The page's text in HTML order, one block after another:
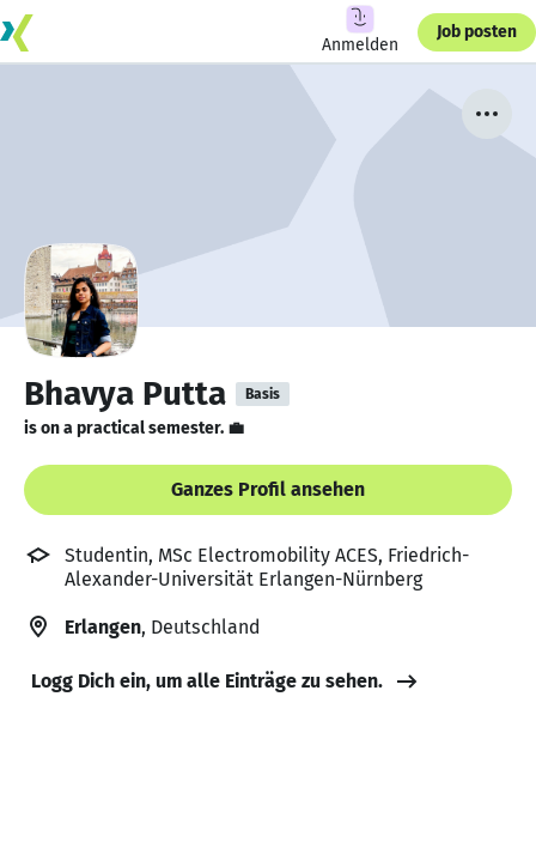
Anmelden
Job posten
Bhavya Putta Basis
is on a practical semester. 💼
Ganzes Profil ansehen
Studentin, MSc Electromobility ACES, Friedrich-
Alexander-Universität Erlangen-Nürnberg
Erlangen, Deutschland
Logg Dich ein, um alle Einträge zu sehen.